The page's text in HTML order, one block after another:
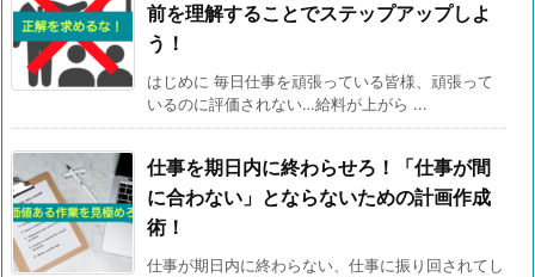
前を理解することでステップアップしよ
う！
はじめに 毎日仕事を頑張っている皆様、頑張って
いるのに評価されない…給料が上がら ...
仕事を期日内に終わらせろ！「仕事が間
に合わない」とならないための計画作成
術！
仕事が期日内に終わらない、仕事に振り回されてし